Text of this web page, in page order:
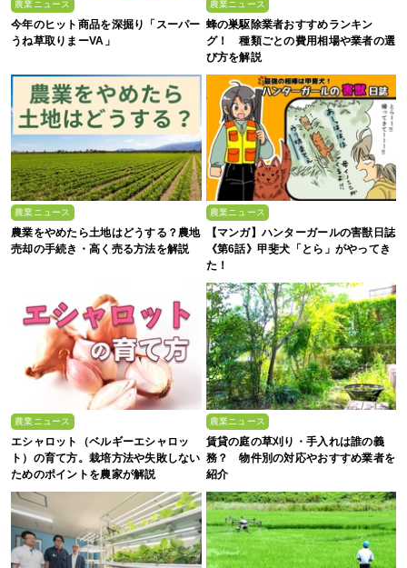
農業ニュース
今年のヒット商品を深掘り「スーパー
うね草取りまーVA」
農業ニュース
蜂の巣駆除業者おすすめランキン
グ！ 種類ごとの費用相場や業者の選
び方を解説
農業ニュース
農業をやめたら土地はどうする？農地
売却の手続き・高く売る方法を解説
農業ニュース
【マンガ】ハンターガールの害獣日誌
《第6話》甲斐犬「とら」がやってき
た！
農業ニュース
エシャロット（ベルギーエシャロッ
ト）の育て方。栽培方法や失敗しない
ためのポイントを農家が解説
農業ニュース
賃貸の庭の草刈り・手入れは誰の義
務？ 物件別の対応やおすすめ業者を
紹介